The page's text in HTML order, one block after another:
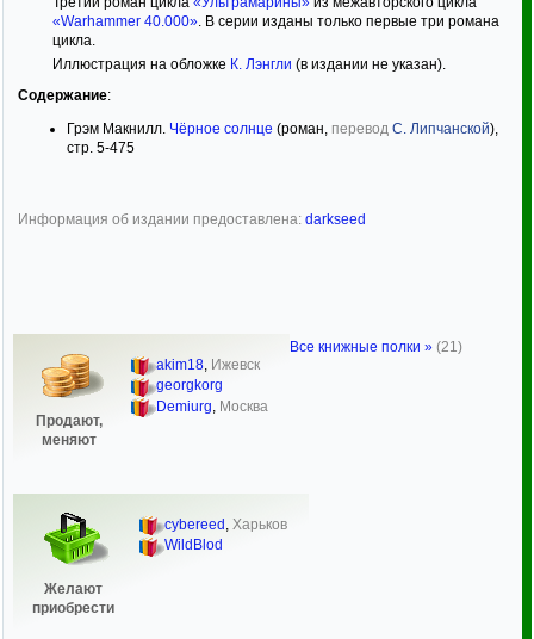
«Warhammer 40.000». В серии изданы только первые три романа
цикла.
Иллюстрация на обложке К. Лэнгли (в издании не указан).
Содержание:
Грэм Макнилл. Чёрное солнце (роман, перевод С. Липчанской),
стр. 5-475
Информация об издании предоставлена: darkseed
Продают,
меняют
akim18, Ижевск
georgkorg
Demiurg Москва
Желают
приобрести
cybereed , Харьков
WildBlod
Все книжные полки » (21)